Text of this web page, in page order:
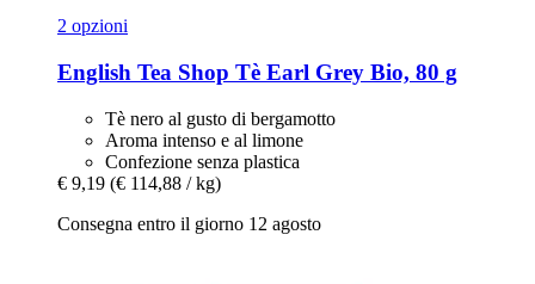
2 opzioni
English Tea Shop Tè Earl Grey Bio, 80 g
Tè nero al gusto di bergamotto
Aroma intenso e al limone
Confezione senza plastica
€ 9,19 (€ 114,88 / kg)
Consegna entro il giorno 12 agosto